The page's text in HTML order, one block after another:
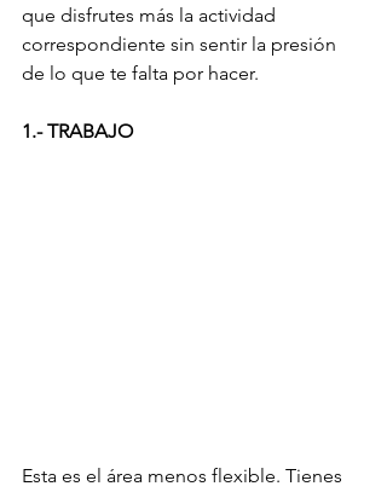
que disfrutes más la actividad
correspondiente sin sentir la presión
de lo que te falta por hacer.
1.- TRABAJO
Esta es el área menos flexible. Tienes